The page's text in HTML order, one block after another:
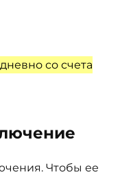
со счета
Чтобы ее